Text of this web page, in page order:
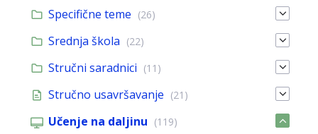
Specifične teme (26)
Srednja škola (22)
Stručni saradnici (11)
Stručno usavršavanje (21)
Učenje na daljinu (119)